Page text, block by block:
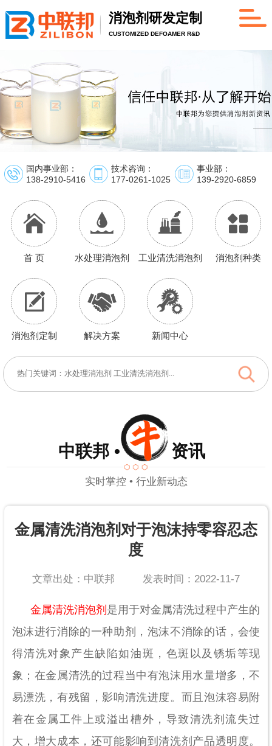
消泡剂研发定制
CUSTOMIZED DEFOAMER R&D
国内事业部：
138-2910-5416
技术咨询：
177-0261-1025
事业部：
139-2920-6859
首 页 水处理消泡剂 工业清洗消泡剂 消泡剂种类
消泡剂定制 解决方案 新闻中心
中联邦 • 资讯
实时掌控 • 行业新动态
金属清洗消泡剂对于泡沫持零容忍态
度
文章出处：中联邦 发表时间：2022-11-7
金属清洗消泡剂 是用于对金属清洗过程中产生的
泡沫进行消除的一种助剂，泡沫不消除的话，会使
得清洗对象产生缺陷如油斑，色斑以及锈垢等现
象；在金属清洗的过程当中有泡沫用水量增多，不
易漂洗，有残留，影响清洗进度。而且泡沫容易附
着在金属工件上或溢出槽外，导致清洗剂流失过
大，增大成本，还可能影响到清洗剂产品透明度。